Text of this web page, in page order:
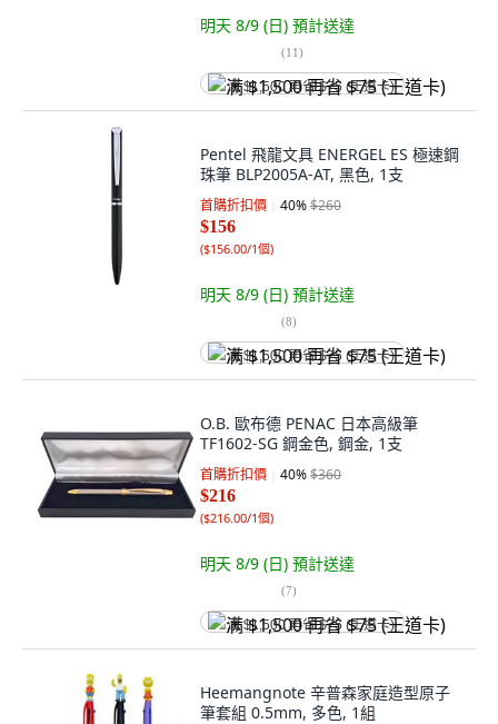
明天 8/9 (日) 預計送達
(11)
满 $1,500 再省 $75 (王道卡)
Pentel 飛龍文具 ENERGEL ES 極速鋼
珠筆 BLP2005A-AT, 黑色, 1支
首購折扣價 40%$260
$156
($156.00/1個)
明天 8/9 (日) 預計送達
(8)
满 $1,500 再省 $75 (王道卡)
O.B. 歐布德 PENAC 日本高級筆
TF1602-SG 鋼金色, 鋼金, 1支
首購折扣價 40%$360
$216
($216.00/1個)
明天 8/9 (日) 預計送達
(7)
满 $1,500 再省 $75 (王道卡)
Heemangnote 辛普森家庭造型原子
筆套組 0.5mm, 多色, 1組